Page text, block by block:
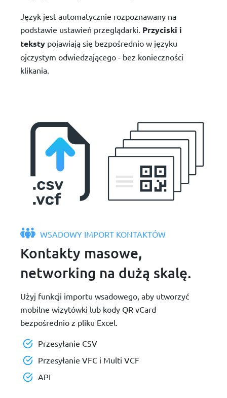
Język jest automatycznie rozpoznawany na
podstawie ustawień przeglądarki. Przyciski i
teksty pojawiają się bezpośrednio w języku
ojczystym odwiedzającego - bez konieczności
klikania.
WSADOWY IMPORT KONTAKTÓW
Kontakty masowe,
networking na dużą skalę.
Użyj funkcji importu wsadowego, aby utworzyć
mobilne wizytówki lub kody QR vCard
bezpośrednio z pliku Excel.
Przesyłanie CSV
Przesyłanie VFC i Multi VCF
API